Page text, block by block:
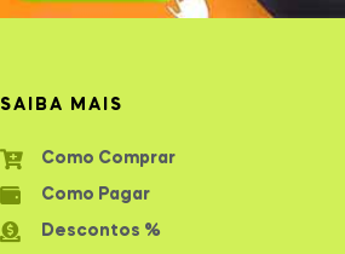
SAIBA MAIS
Como Comprar
Como Pagar
Descontos %